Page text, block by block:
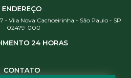
ENDEREÇO
- Vila Nova Cachoeirinha - São Paulo - SP
- 02479-000
24 HORAS
CONTATO